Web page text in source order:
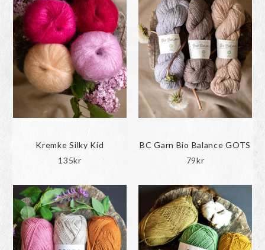
Kremke Silky Kid
135kr
BC Garn Bio Balance GOTS
79kr